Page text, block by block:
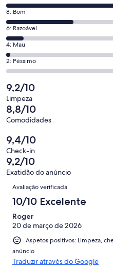
de
10,
o
que
significa
“Excelente”.
123
de
213
avaliações.
Pontuação
de
8,
o
que
significa
67
de
213
avaliações.
8: Bom
Pontuação
de
6,
o
que
significa
“Razoável”.
17
de
213
avaliações.
6: Razoável
Pontuação
de
4,
que
significa
“Mau”.
5
213
avaliações.
4: Mau
Pontuação
de
2,
o
que
significa
1
de
213
avaliações.
2: Péssimo
9,2/10
Limpeza
8,8/10
Comodidades
9,4/10
Check-in
9,2/10
Exatidão do anúncio
Avaliações
Avaliação verificada
10/10 Excelente
Roger
20 de março de 2026
Aspetos positivos: Limpeza,
anúncio
Traduzir através do Google